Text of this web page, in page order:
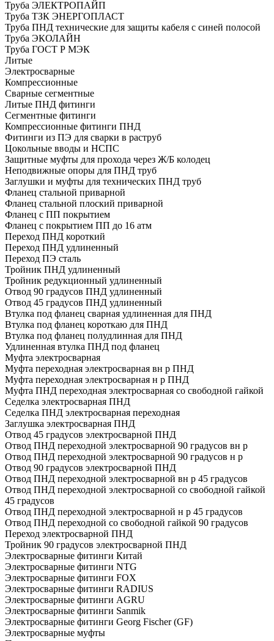
Труба ЭЛЕКТРОПАЙП
Труба ТЗК ЭНЕРГОПЛАСТ
Труба ПНД технические для защиты кабеля с синей полосой
Труба ЭКОЛАЙН
Труба ГОСТ Р МЭК
Литые
Электросварные
Компрессионные
Сварные сегментные
Литые ПНД фитинги
Сегментные фитинги
Компрессионные фитинги ПНД
Фитинги из ПЭ для сварки в раструб
Цокольные вводы и НСПС
Защитные муфты для прохода через Ж/Б колодец
Неподвижные опоры для ПНД труб
Заглушки и муфты для технических ПНД труб
Фланец стальной приварной
Фланец стальной плоский приварной
Фланец с ПП покрытием
Фланец с покрытием ПП до 16 атм
Переход ПНД короткий
Переход ПНД удлиненный
Переход ПЭ сталь
Тройник ПНД удлиненный
Тройник редукционный удлиненный
Отвод 90 градусов ПНД удлиненный
Отвод 45 градусов ПНД удлиненный
Втулка под фланец сварная удлиненная для ПНД
Втулка под фланец короткаю для ПНД
Втулка под фланец полудлинная для ПНД
Удлиненная втулка ПНД под фланец
Муфта электросварная
Муфта переходная электросварная вн р ПНД
Муфта переходная электросварная н р ПНД
Муфта ПНД переходная электросварная со свободной гайкой
Седелка электросварная ПНД
Седелка ПНД электросварная переходная
Заглушка электросварная ПНД
Отвод 45 градусов электросварной ПНД
Отвод ПНД переходной электросварной 90 градусов вн р
Отвод ПНД переходной электросварной 90 градусов н р
Отвод 90 градусов электросварной ПНД
Отвод ПНД переходной электросварной вн р 45 градусов
Отвод ПНД переходной электросварной со свободной гайкой
45 градусов
Отвод ПНД переходной электросварной н р 45 градусов
Отвод ПНД переходной со свободной гайкой 90 градусов
Переход электросварной ПНД
Тройник 90 градусов электросварной ПНД
Электросварные фитинги Китай
Электросварные фитинги NTG
Электросварные фитинги FOX
Электросварные фитинги RADIUS
Электросварные фитинги AGRU
Электросварные фитинги Sanmik
Электросварные фитинги Georg Fischer (GF)
Электросварные муфты